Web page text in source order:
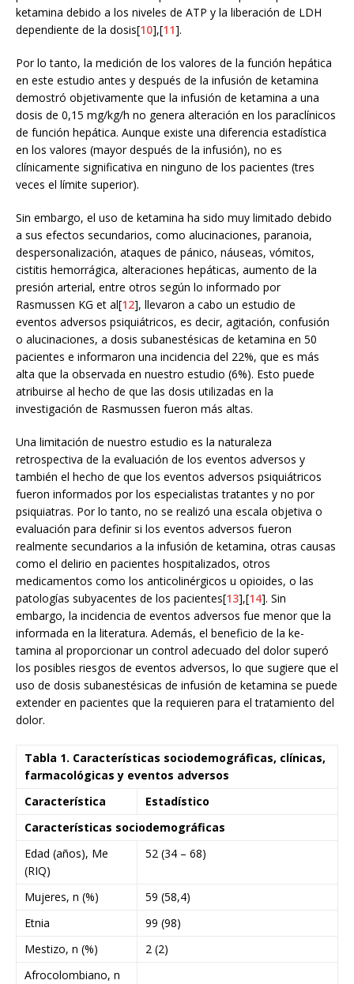
ketamina debido a los niveles de ATP y la liberación de LDH
dependiente de la dosis[10],[11].
Por lo tanto, la medición de los valores de la función hepática
en este estudio antes y después de la infusión de ketamina
demostró objetivamente que la infusión de ketamina a una
dosis de 0,15 mg/kg/h no genera alteración en los paraclínicos
de función hepática. Aunque existe una diferencia estadística
en los valores (mayor después de la infusión), no es
clínicamente significativa en ninguno de los pacientes (tres
veces el límite superior).
Sin embargo, el uso de ketamina ha sido muy limitado debido
a sus efectos secundarios, como alucinaciones, paranoia,
despersonalización, ataques de pánico, náuseas, vómitos,
cistitis hemorrágica, alteraciones hepáticas, aumento de la
presión arterial, entre otros según lo informado por
Rasmussen KG et al[12], llevaron a cabo un estudio de
eventos adversos psiquiátricos, es decir, agitación, confusión
o alucinaciones, a dosis subanestésicas de ketamina en 50
pacientes e informaron una incidencia del 22%, que es más
alta que la observada en nuestro estudio (6%). Esto puede
atribuirse al hecho de que las dosis utilizadas en la
investigación de Rasmussen fueron más altas.
Una limitación de nuestro estudio es la naturaleza
retrospectiva de la evaluación de los eventos adversos y
también el hecho de que los eventos adversos psiquiátricos
fueron informados por los especialistas tratantes y no por
psiquiatras. Por lo tanto, no se realizó una escala objetiva o
evaluación para definir si los eventos adversos fueron
realmente secundarios a la infusión de ketamina, otras causas
como el delirio en pacientes hospitalizados, otros
medicamentos como los anticolinérgicos u opioides, o las
patologías subyacentes de los pacientes[13],[14]. Sin
embargo, la incidencia de eventos adversos fue menor que la
informada en la literatura. Además, el beneficio de la ke-
tamina al proporcionar un control adecuado del dolor superó
los posibles riesgos de eventos adversos, lo que sugiere que el
uso de dosis subanestésicas de infusión de ketamina se puede
extender en pacientes que la requieren para el tratamiento del
dolor.
Tabla 1. Características sociodemográficas, clínicas,
farmacológicas y eventos adversos
Característica
Estadístico
Características sociodemográficas
Edad (años), Me
(RIQ)
52 (34 – 68)
Mujeres, n (%)
59 (58,4)
Etnia
99 (98)
Mestizo, n (%)
2 (2)
Afrocolombiano, n